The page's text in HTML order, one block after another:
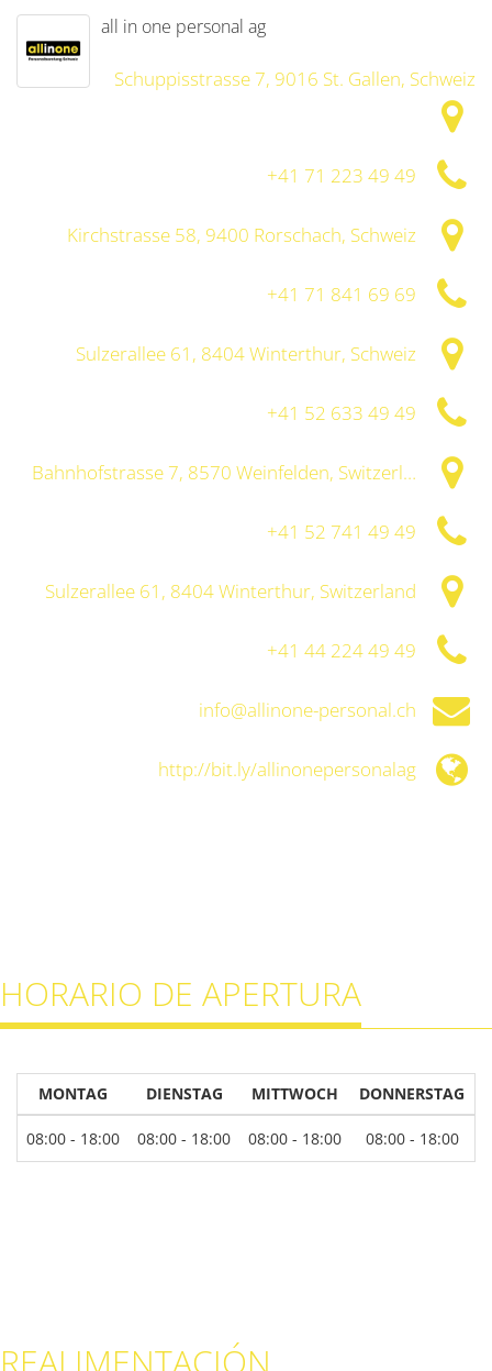
all in one personal ag
Schuppisstrasse 7, 9016 St. Gallen, Schweiz
+41 71 223 49 49
Kirchstrasse 58, 9400 Rorschach, Schweiz
+41 71 841 69 69
Sulzerallee 61, 8404 Winterthur, Schweiz
+41 52 633 49 49
Bahnhofstrasse 7, 8570 Weinfelden, Switzerland
+41 52 741 49 49
Sulzerallee 61, 8404 Winterthur, Switzerland
+41 44 224 49 49
info@allinone-personal.ch
http://bit.ly/allinonepersonalag
HORARIO DE APERTURA
MONTAG DIENSTAG MITTWOCH DONNERSTAG
08:00 - 18:00 08:00 - 18:00 08:00 - 18:00 08:00 - 18:00
REALIMENTACIÓN